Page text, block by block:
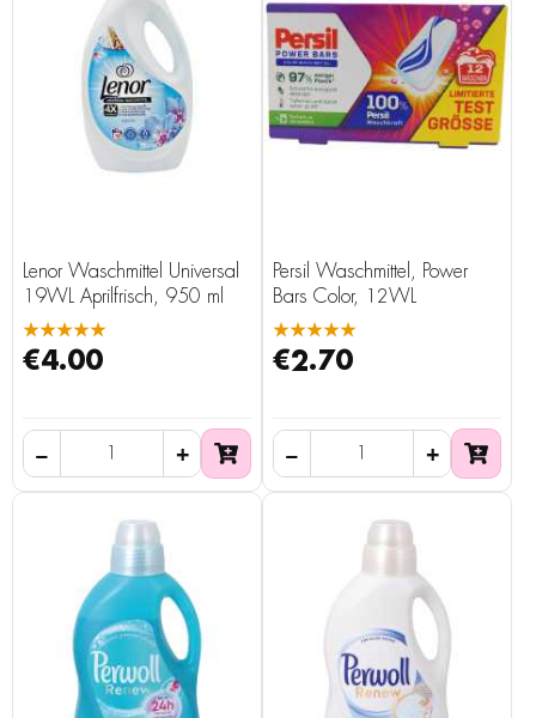
Lenor Waschmittel Universal
19WL Aprilfrisch, 950 ml
★★★★★
€4.00
Persil Waschmittel, Power
Bars Color, 12WL
★★★★★
€2.70